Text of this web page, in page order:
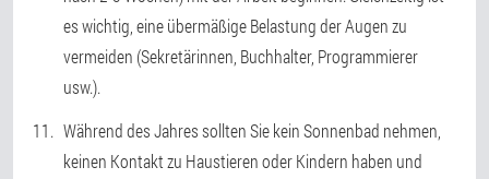
es wichtig, eine übermäßige Belastung der Augen zu
vermeiden (Sekretärinnen, Buchhalter, Programmierer
usw.).
Während des Jahres sollten Sie kein Sonnenbad nehmen,
keinen Kontakt zu Haustieren oder Kindern haben und